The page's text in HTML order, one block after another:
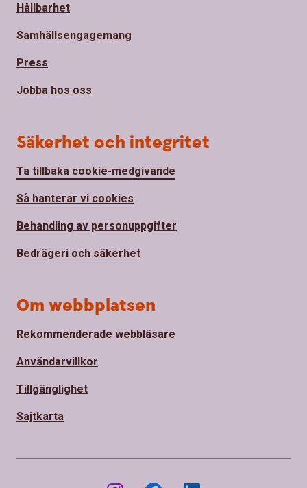
Hållbarhet
Samhällsengagemang
Press
Jobba hos oss
Säkerhet och integritet
Ta tillbaka cookie-medgivande
Så hanterar vi cookies
Behandling av personuppgifter
Bedrägeri och säkerhet
Om webbplatsen
Rekommenderade webbläsare
Användarvillkor
Tillgänglighet
Sajtkarta